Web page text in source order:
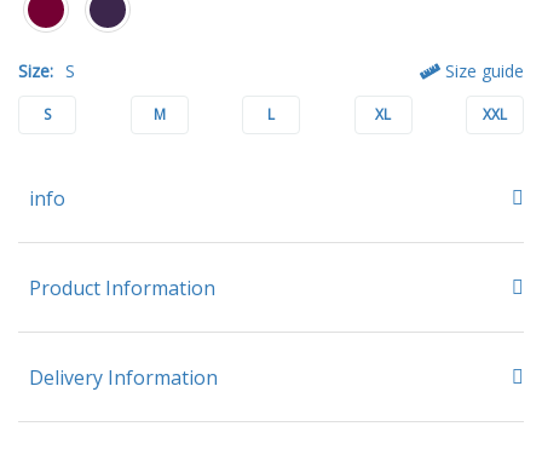
Size: S Size guide
S M L XL XXL
info
Product Information
Delivery Information